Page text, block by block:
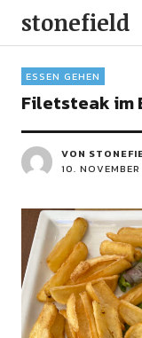
stonefield
ESSEN GEHEN
Filetsteak im
VON
10.